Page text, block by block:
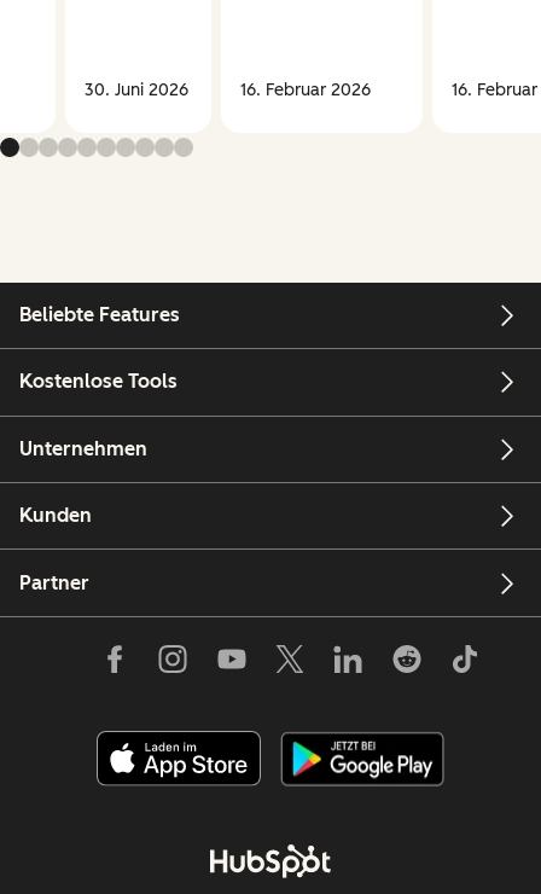
30. Juni 2026 16. Februar 2026 16.
Beliebte Features
Kostenlose Tools
Unternehmen
Kunden
Partner